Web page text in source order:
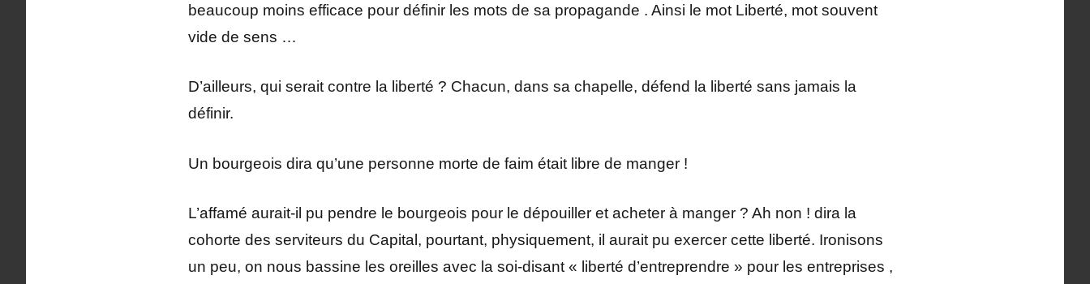
beaucoup moins efficace pour définir les mots de sa propagande . Ainsi le mot Liberté, mot souvent
vide de sens …
D’ailleurs, qui serait contre la liberté ? Chacun, dans sa chapelle, défend la liberté sans jamais la
définir.
Un bourgeois dira qu’une personne morte de faim était libre de manger !
L’affamé aurait-il pu pendre le bourgeois pour le dépouiller et acheter à manger ? Ah non ! dira la
cohorte des serviteurs du Capital, pourtant, physiquement, il aurait pu exercer cette liberté. Ironisons
un peu, on nous bassine les oreilles avec la soi-disant « liberté d’entreprendre » pour les entreprises ,